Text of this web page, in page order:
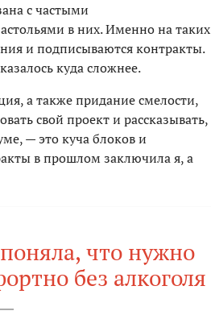
с частыми
в них. Именно на таких
и подписываются контракты.
куда сложнее.
а также придание смелости,
свой проект и рассказывать,
— это куча блоков и
в прошлом заключила я, а
что нужно
без алкоголя